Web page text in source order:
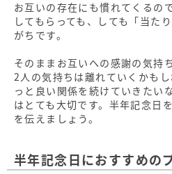
お互いの存在にも慣れてくるの
してもらっても、しても「当た
がちです。
そのままお互いへの感謝の気持
2人の気持ちは離れていくかも
っと良い関係を続けていきたい
はとても大切です。半年記念日
を伝えましょう。
半年記念日におすすめの